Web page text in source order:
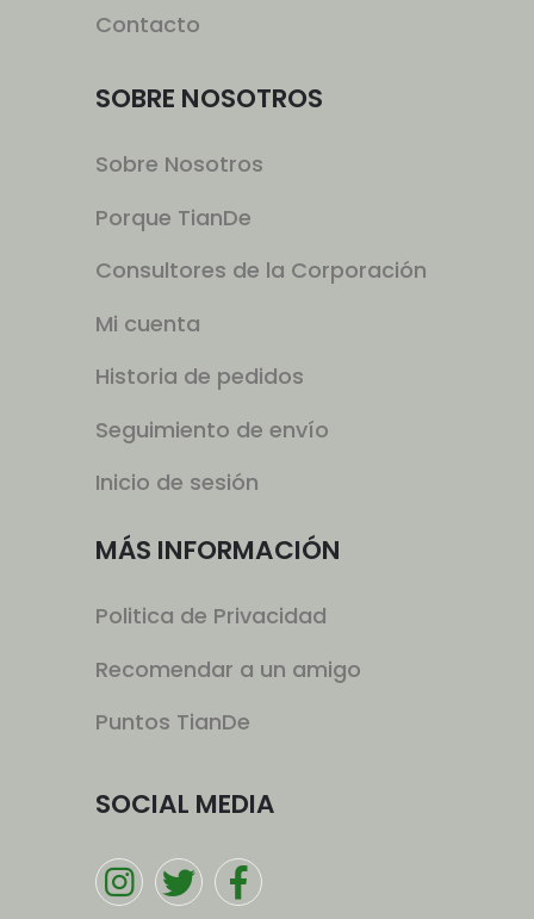
Contacto
SOBRE NOSOTROS
Sobre Nosotros
Porque TianDe
Consultores de la Corporación
Mi cuenta
Historia de pedidos
Seguimiento de envío
Inicio de sesión
MÁS INFORMACIÓN
Politica de Privacidad
Recomendar a un amigo
Puntos TianDe
SOCIAL MEDIA